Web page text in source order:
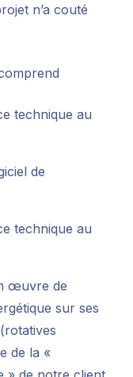
n’a couté
technique au
de
technique au
œuvre de
sur ses
de la «